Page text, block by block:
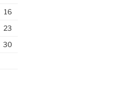
16
23
30